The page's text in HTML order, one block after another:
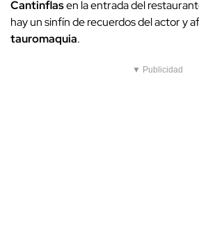
Cantinflasen la entrada del
hay un sinfín de recuerdos del actor y
tauromaquia.
▼ Publicidad